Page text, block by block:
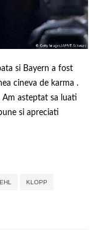
si Bayern a fost
cineva de karma .
Am asteptat sa luati
si apreciati
KLOPP